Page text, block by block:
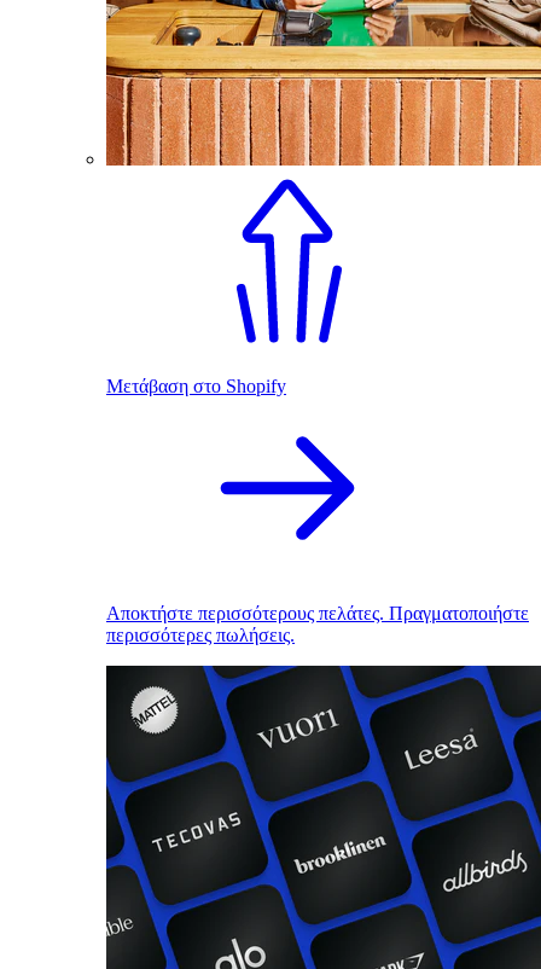
Μετάβαση στο Shopify
Αποκτήστε περισσότερους πελάτες. Πραγματοποιήστε
περισσότερες πωλήσεις.